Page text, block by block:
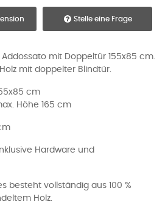
Stelle eine Frage
mit Doppeltür 155x85 cm.
mit doppelter Blindtür.
cm
Höhe 165 cm
Hardware und
besteht vollständig aus 100 %
Holz.